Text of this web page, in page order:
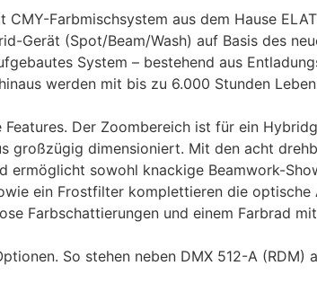
Farbmischsystem aus dem Hause
Gerät (Spot/Beam/Wash) auf Basis des
System – bestehend aus
werden mit bis zu 6.000 Stunden
Der Zoombereich ist für ein
großzügig dimensioniert. Mit den acht
sowohl knackige Beamwork-
ein Frostfilter komplettieren die optische
Farbschattierungen und einem Farbrad
So stehen neben DMX 512-A (RDM)